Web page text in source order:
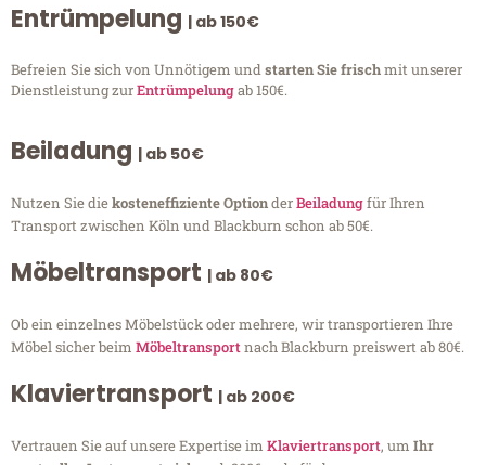
Entrümpelung | ab 150€
Befreien Sie sich von Unnötigem undstarten Sie frischmit unserer
Dienstleistung zurEntrümpelungab 150€.
Beiladung | ab 50€
Nutzen Sie diekosteneffiziente OptionderBeiladungfür Ihren
Transport zwischen Köln und Blackburn schon ab 50€.
Möbeltransport | ab 80€
Ob ein einzelnes Möbelstück oder mehrere, wir transportieren Ihre
Möbel sicher beim Möbeltransportnach Blackburn preiswert ab 80€.
Klaviertransport | ab 200€
Vertrauen Sie auf unsere Expertise im Klaviertransport, um Ihr